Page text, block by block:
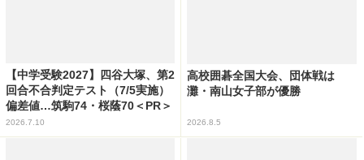
【中学受験2027】四谷大塚、第2
回合不合判定テスト（7/5実施）
偏差値…筑駒74・桜蔭70＜PR＞
2026.7.10
高校囲碁全国大会、団体戦は
灘・南山女子部が優勝
2026.8.5